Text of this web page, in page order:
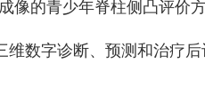
像的青少年脊柱侧凸评价
数字诊断、预测和治疗后